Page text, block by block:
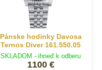
Pánske hodinky Davosa
Ternos Diver 161.550.05
SKLADOM - ihneď k odberu
1100 €